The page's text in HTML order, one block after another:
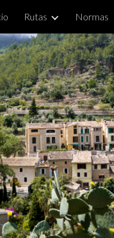
to main content
Rutas Normas